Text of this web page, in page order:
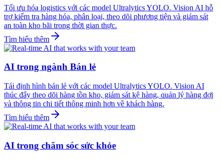
Tối ưu hóa logistics với các model Ultralytics YOLO. Vision AI hỗ
trợ kiểm tra hàng hóa, phân loại, theo dõi phương tiện và giám sát
an toàn kho bãi trong thời gian thực.
Tìm hiểu thêm
AI trong ngành Bán lẻ
Tái định hình bán lẻ với các model Ultralytics YOLO. Vision AI
thúc đẩy theo dõi hàng tồn kho, giám sát kệ hàng, quản lý hàng đợi
và thông tin chi tiết thông minh hơn về khách hàng.
Tìm hiểu thêm
AI trong chăm sóc sức khỏe